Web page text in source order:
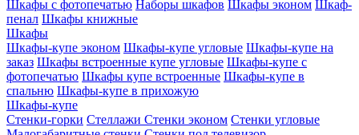
Шкафы с фотопечатью Наборы шкафов Шкафы эконом Шкаф-
пенал Шкафы книжные
Шкафы
Шкафы-купе эконом Шкафы-купе угловые Шкафы-купе на
заказ Шкафы встроенные купе угловые Шкафы-купе с
фотопечатью Шкафы купе встроенные Шкафы-купе в
спальню Шкафы-купе в прихожую
Шкафы-купе
Стенки-горки Стеллажи Стенки эконом Стенки угловые